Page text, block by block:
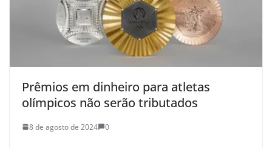
Prêmios em dinheiro para atletas
olímpicos não serão tributados
8 de agosto de 2024 0